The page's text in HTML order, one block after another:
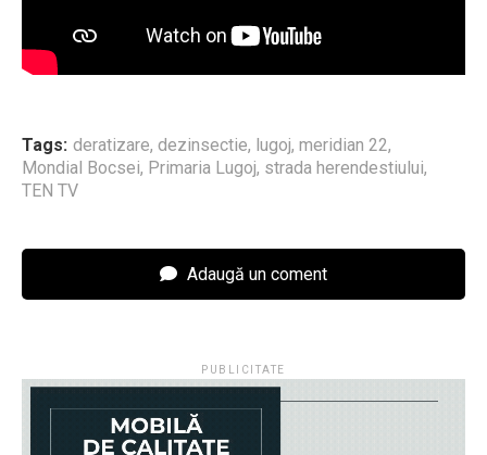
Tags: deratizare, dezinsectie, lugoj, meridian 22,
Mondial Bocsei, Primaria Lugoj, strada herendestiului,
TEN TV
Adaugă un coment
PUBLICITATE